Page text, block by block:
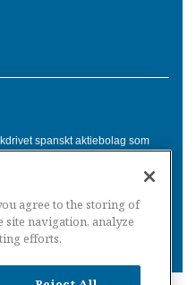
spanskt aktiebolag som
av hela Spanien, med bas på
i Spanien.
agree to the storing of
navigation, analyze
efforts.